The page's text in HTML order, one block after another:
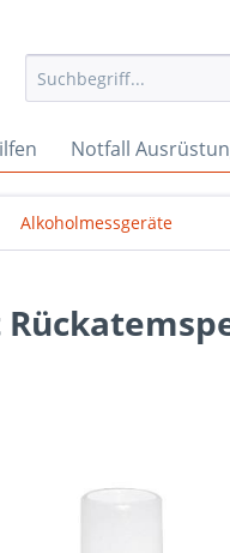
Notfall
Alkoholmessgeräte